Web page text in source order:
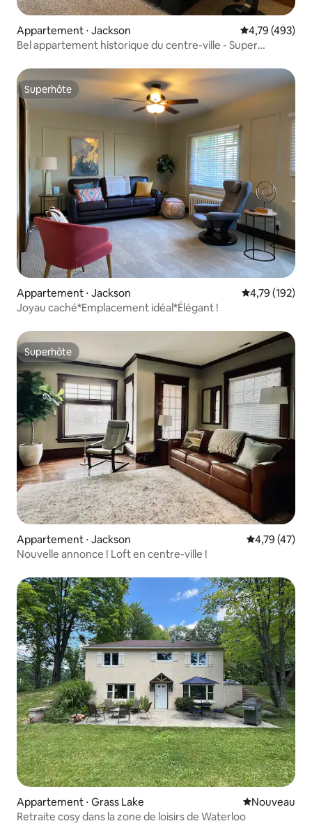
Appartement ⋅ Jackson Évaluation
4,79 (493)
Bel appartement historique du centre-ville - Super
Superhôte
Superhôte
Appartement ⋅ Jackson Évaluation
4,79 (192)
Joyau caché*Emplacement idéal*Élégant !
Superhôte
Superhôte
Appartement ⋅ Jackson Évaluation
4,79 (47)
Nouvelle annonce ! Loft en centre-ville !
Appartement ⋅ Grass Lake Nouvel
Nouveau
Retraite cosy dans la zone de loisirs de Waterloo